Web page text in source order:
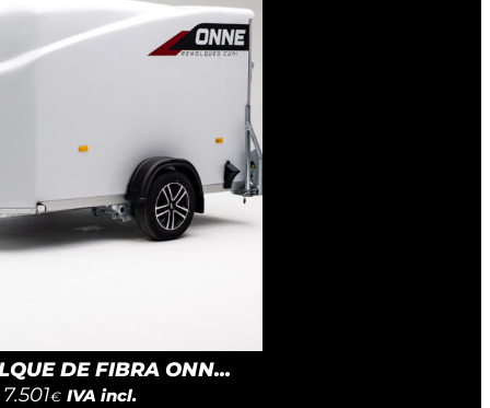
DE FIBRA ONN...
7.501€ IVA incl.